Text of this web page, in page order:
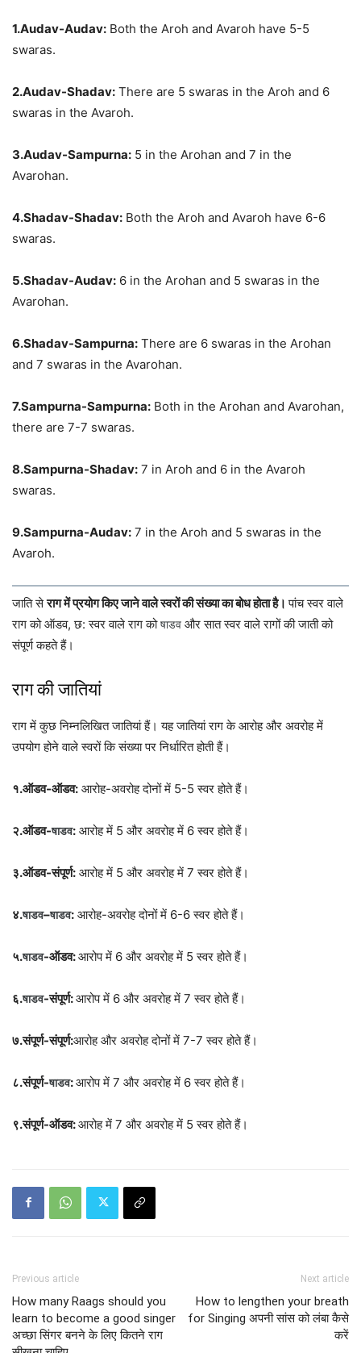
1.Audav-Audav: Both the Aroh and Avaroh have 5-5
swaras.
2.Audav-Shadav: There are 5 swaras in the Aroh and 6
swaras in the Avaroh.
3.Audav-Sampurna: 5 in the Arohan and 7 in the
Avarohan.
4.Shadav-Shadav: Both the Aroh and Avaroh have 6-6
swaras.
5.Shadav-Audav: 6 in the Arohan and 5 swaras in the
Avarohan.
6.Shadav-Sampurna: There are 6 swaras in the Arohan
and 7 swaras in the Avarohan.
7.Sampurna-Sampurna: Both in the Arohan and Avarohan,
there are 7-7 swaras.
8.Sampurna-Shadav: 7 in Aroh and 6 in the Avaroh
swaras.
9.Sampurna-Audav: 7 in the Aroh and 5 swaras in the
Avaroh.
जाति सेराग में प्रयोग किए जाने वाले स्वरों की संख्या का बोध होता है।पांच स्वर वाले
राग को ऑडव, छ: स्वर वाले राग कोषाडव और सात स्वर वाले रागों की जाती को
संपूर्ण कहते हैं।
राग की जातियां
राग में कुछ निम्नलिखित जातियां हैं। यह जातियां राग के आरोह और अवरोह में
उपयोग होने वाले स्वरों कि संख्या पर निर्धारित होती हैं।
१.ऑडव-ऑडव: आरोह-अवरोह दोनों में 5-5 स्वर होते हैं।
२.ऑडव-षाडव: आरोह में 5 और अवरोह में 6 स्वर होते हैं।
३.ऑडव-संपूर्ण: आरोह में 5 और अवरोह में 7 स्वर होते हैं।
४.षाडव–षाडव: आरोह-अवरोह दोनों में 6-6 स्वर होते हैं।
५.षाडव-ऑडव:आरोप में 6 और अवरोह में 5 स्वर होते हैं।
६.षाडव-संपूर्ण:आरोप में 6 और अवरोह में 7 स्वर होते हैं।
७.संपूर्ण-संपूर्ण:आरोह और अवरोह दोनों में 7-7 स्वर होते हैं।
८.संपूर्ण-षाडव:आरोप में 7 और अवरोह में 6 स्वर होते हैं।
९.संपूर्ण-ऑडव:आरोह में 7 और अवरोह में 5 स्वर होते हैं।
Previous article
How many Raags should you
learn to become a good singer
अच्छा सिंगर बनने के लिए कितने राग
Next article
How to lengthen your breath
for Singing अपनी सांस को लंबा कैसे
करें